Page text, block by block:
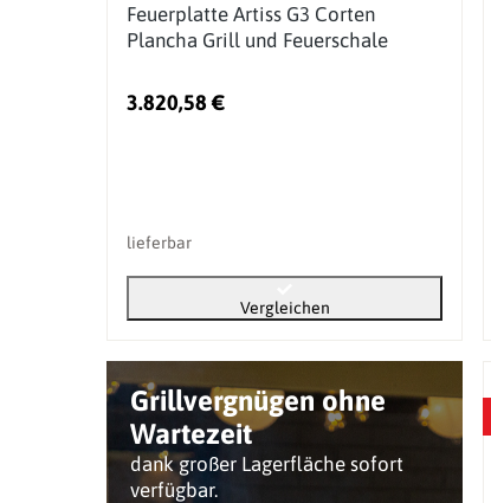
Grillvergnügen ohne
Wartezeit
dank großer Lagerfläche sofort
verfügbar.
Feuerplatte Artiss G3 Corten
Plancha Grill und Feuerschale
3.820,58 €
lieferbar
Vergleichen